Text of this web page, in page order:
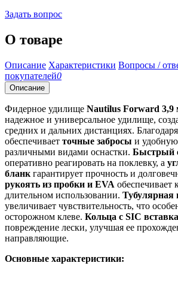
Задать вопрос
О товаре
Описание Характеристики Вопросы /
покупателей0
Описание
Фидерное удилище Nautilus Forward 3,9
надежное и универсальное удилище,
средних и дальних дистанциях.
обеспечивает точные забросы и
различными видами оснастки. Быстрый
оперативно реагировать на поклевку, а
бланк гарантирует прочность и
рукоять из пробки и EVA обеспечивает
длительном использовании. Тубулярная
увеличивает чувствительность, что
осторожном клеве. Кольца с SIC
повреждение лески, улучшая ее
направляющие.
Основные характеристики: